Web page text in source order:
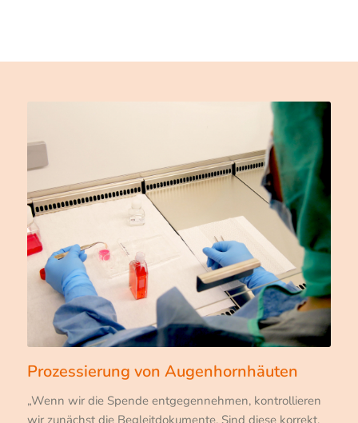
Prozessierung von Augenhornhäuten
„Wenn wir die Spende entgegennehmen, kontrollieren
wir zunächst die Begleitdokumente. Sind diese korrekt,